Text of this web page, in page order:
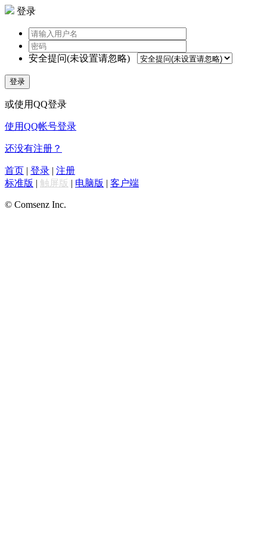
登录
安全提问(未设置请忽略)
登录
或使用QQ登录
使用QQ帐号登录
还没有注册？
首页 | 登录 | 注册
标准版 | 触屏版 | 电脑版 | 客户端
© Comsenz Inc.